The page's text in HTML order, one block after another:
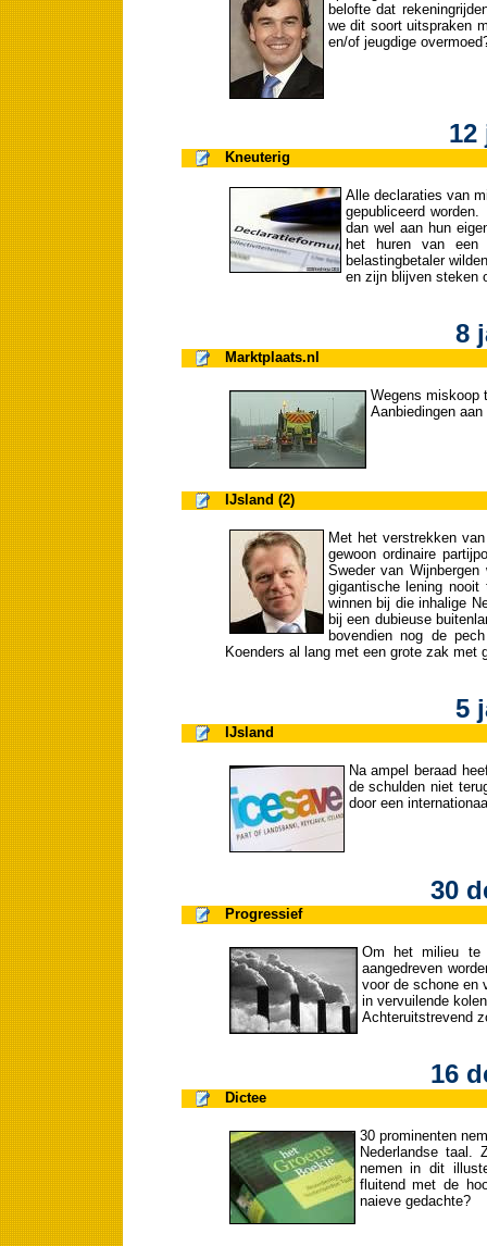
belofte dat
we dit soort uitspraken
en/of jeugdige
12
Kneuterig
Alle declaraties van
gepubliceerd
dan wel aan hun
het huren van een
belastingbetaler
en zijn blijven steken
8
Marktplaats.nl
Wegens miskoop
Aanbiedingen
IJsland (2)
Met het verstrekken
gewoon ordinaire
Sweder van
gigantische lening
winnen bij die inhalige
bij een dubieuse
bovendien nog de
Koenders al lang met een grote zak met
5
IJsland
Na ampel beraad
de schulden niet
door een
30
Progressief
Om het milieu te
aangedreven
voor de schone en
in vervuilende
Achteruitstrevend
16
Dictee
30 prominenten
Nederlandse
nemen in dit
fluitend met de
naieve gedachte?